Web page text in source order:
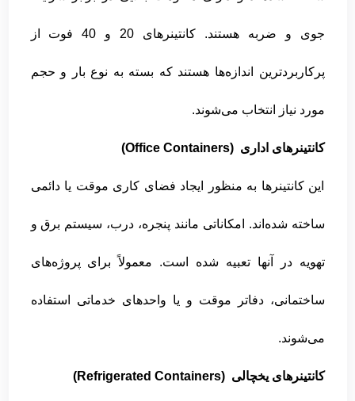
جوی و ضربه هستند. کانتینرهای 20 و 40 فوت از
پرکاربردترین اندازه‌ها هستند که بسته به نوع بار و حجم
مورد نیاز انتخاب می‌شوند.
کانتینرهای اداری (Office Containers)
این کانتینرها به منظور ایجاد فضای کاری موقت یا دائمی
ساخته شده‌اند. امکاناتی مانند پنجره، درب، سیستم برق و
تهویه در آنها تعبیه شده است. معمولاً برای پروژه‌های
ساختمانی، دفاتر موقت و یا واحدهای خدماتی استفاده
می‌شوند.
کانتینرهای یخچالی (Refrigerated Containers)